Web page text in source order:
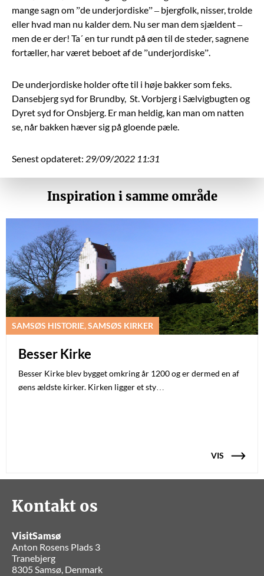
mange sagn om ”de underjordiske” – bjergfolk, nisser, trolde
eller hvad man nu kalder dem. Nu ser man dem sjældent –
men de er der! Ta´ en tur rundt på øen til de steder, sagnene
fortæller, har været beboet af de ”underjordiske”.
De underjordiske holder ofte til i høje bakker som f.eks.
Dansebjerg syd for Brundby, St. Vorbjerg i Sælvigbugten og
Dyret syd for Onsbjerg. Er man heldig, kan man om natten
se, når bakken hæver sig på gloende pæle.
Senest opdateret: 29/09/2022 11:31
Inspiration i samme område
SAMSØS HISTORIE, SAMSØS KIRKER
Besser Kirke
Besser Kirke blev bygget omkring år 1200 og er dermed en af
øens ældste kirker. Kirken ligger et sty…
VIS
Kontakt os
VisitSamsø
Anton Rosens Plads 3
Tranebjerg
8305 Samsø, Denmark